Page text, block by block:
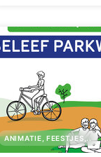
ANIMATIE, FEESTJES,..